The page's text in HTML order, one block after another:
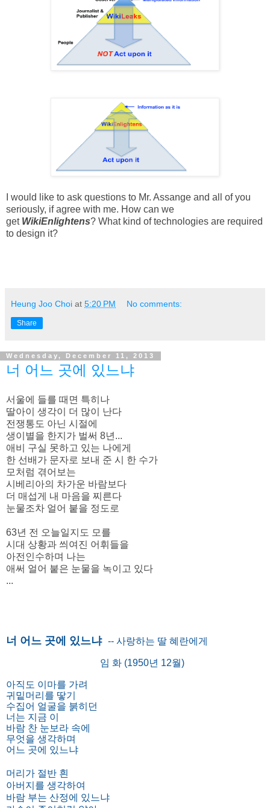
I would like to ask questions to Mr. Assange and all of you
seriously, if agree with me. How can we
get WikiEnlightens? What kind of technologies are required
to design it?
Heung Joo Choi at 5:20 PM No comments:
Share
Wednesday, December 11, 2013
너 어느 곳에 있느냐
서울에 들를 때면 특히나
딸아이 생각이 더 많이 난다
전쟁통도 아닌 시절에
생이별을 한지가 벌써 8년...
애비 구실 못하고 있는 나에게
한 선배가 문자로 보내 준 시 한 수가
모처럼 겪어보는
시베리아의 차가운 바람보다
더 매섭게 내 마음을 찌른다
눈물조차 얼어 붙을 정도로
63년 전 오늘일지도 모를
시대 상황과 씌여진 어휘들을
아전인수하며 나는
애써 얼어 붙은 눈물을 녹이고 있다
...
너 어느 곳에 있느냐 -- 사랑하는 딸 혜란에게
임 화 (1950년 12월)
아직도 이마를 가려
귀밑머리를 땋기
수집어 얼굴을 붉히던
너는 지금 이
바람 찬 눈보라 속에
무엇을 생각하며
어느 곳에 있느냐
머리가 절반 흰
아버지를 생각하여
바람 부는 산정에 있느냐